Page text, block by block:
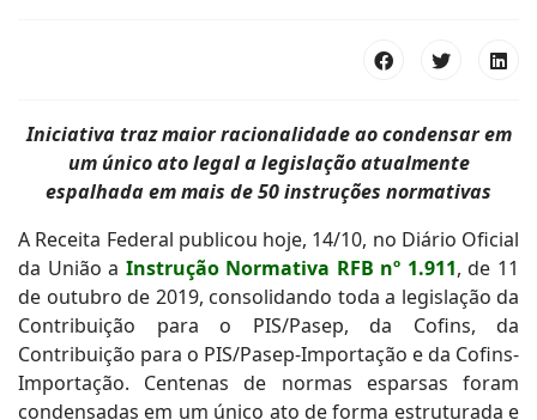
Iniciativa traz maior racionalidade ao condensar em
um único ato legal a legislação atualmente
espalhada em mais de 50 instruções normativas
A Receita Federal publicou hoje, 14/10, no Diário Oficial
da União a Instrução Normativa RFB nº 1.911, de 11
de outubro de 2019, consolidando toda a legislação da
Contribuição para o PIS/Pasep, da Cofins, da
Contribuição para o PIS/Pasep-Importação e da Cofins-
Importação. Centenas de normas esparsas foram
condensadas em um único ato de forma estruturada e